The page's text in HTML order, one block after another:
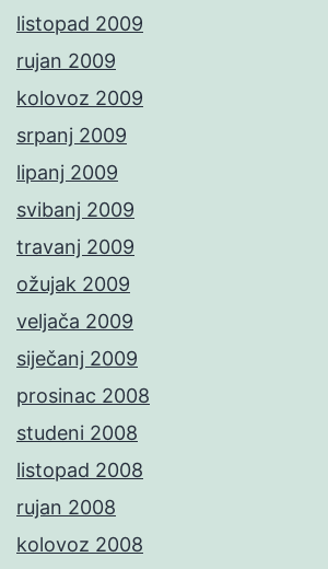
listopad 2009
rujan 2009
kolovoz 2009
srpanj 2009
lipanj 2009
svibanj 2009
travanj 2009
ožujak 2009
veljača 2009
siječanj 2009
prosinac 2008
studeni 2008
listopad 2008
rujan 2008
kolovoz 2008